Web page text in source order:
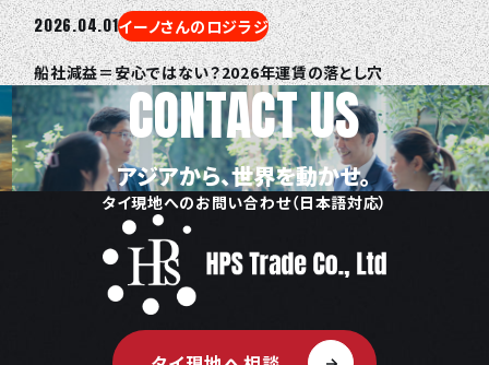
2026.04.01イーノさんのロジラジ
船社減益＝安心ではない？2026年運賃の落とし穴
CONTACT US
アジアから、世界を動かせ。
タイ現地へのお問い合わせ（日本語対応）